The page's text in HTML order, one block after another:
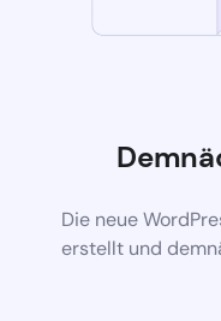
Die neue
erstellt und